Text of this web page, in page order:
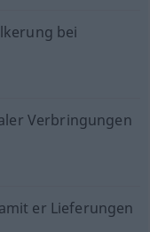
bei
Verbringungen
er Lieferungen